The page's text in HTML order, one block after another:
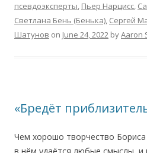
псевдоэксперты, Пьер Нарцисс,
Светлана Бень (Бенька), Сергей
Шатунов on June 24, 2022 byAaron
«Бредёт
Чем хорошо творчество